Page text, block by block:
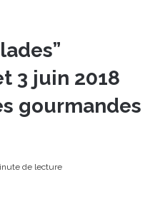
3 juin 2018
gourmandes
de lecture